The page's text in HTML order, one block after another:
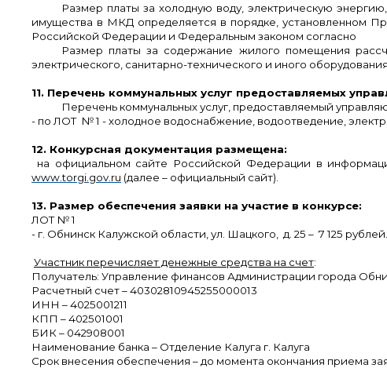
Размер платы за холодную воду, электрическую
имущества в МКД определяется в порядке, установленном
Российской Федерации и Федеральным законом согласно
Размер платы за содержание жилого помещения
электрического, санитарно-технического и иного
11. Перечень коммунальных услуг предоставляемых
Перечень коммунальных услуг, предоставляемый
- по ЛОТ № 1 - холодное водоснабжение, водоотведение,
12. Конкурсная документация размещена:
на официальном сайте Российской Федерации в
www.torgi.gov.ru (далее – официальный сайт).
13. Размер обеспечения заявки на участие в конкурсе:
ЛОТ № 1
- г. Обнинск Калужской области, ул. Шацкого, д. 25 – 7 125 рублей.
Участник перечисляет денежные средства на счет:
Получатель: Управление финансов Администрации города
Расчетный счет – 40302810945255000013
ИНН – 4025001211
КПП – 402501001
БИК – 042908001
Наименование банка – Отделение Калуга г. Калуга
Срок внесения обеспечения – до момента окончания приема